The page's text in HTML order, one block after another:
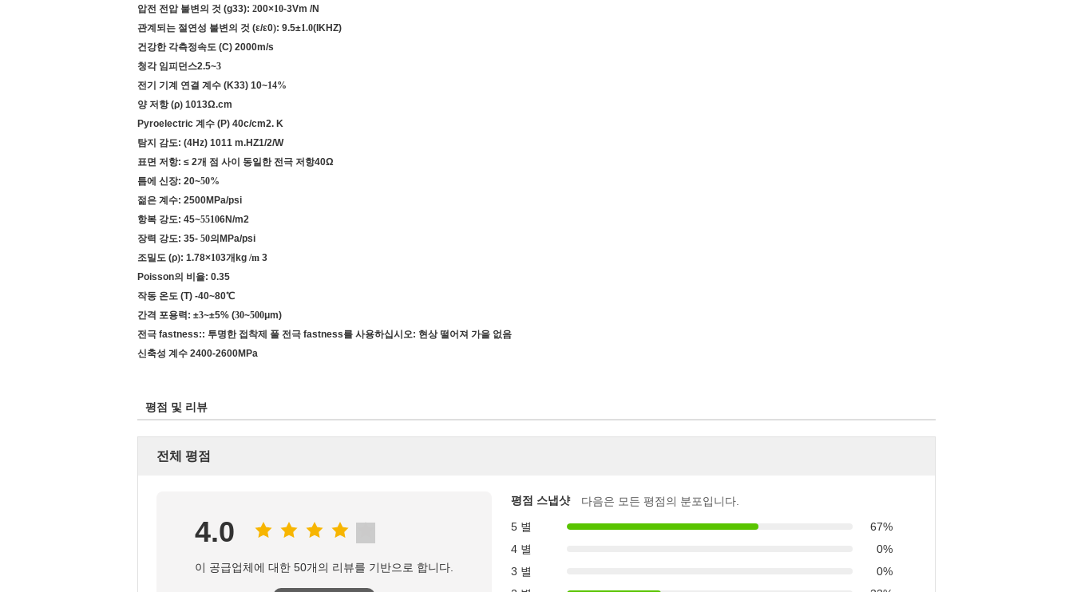
압전 전압 불변의 것 (g33): 200×10-3Vm /N
관계되는 절연성 불변의 것 (ε/ε0): 9.5±1.0(IKHZ)
건강한 각측정속도 (C) 2000m/s
청각 임피던스2.5~3
전기 기계 연결 계수 (K33) 10~14%
양 저항 (ρ) 1013Ω.cm
Pyroelectric 계수 (P) 40c/cm2. K
탐지 감도: (4Hz) 1011 m.HZ1/2/W
표면 저항: ≤ 2개 점 사이 동일한 전극 저항40Ω
틈에 신장: 20~50%
젊은 계수: 2500MPa/psi
항복 강도: 45~55106N/m2
장력 강도: 35- 50의MPa/psi
조밀도 (ρ): 1.78×103개kg /m 3
Poisson의 비율: 0.35
작동 온도 (T) -40~80℃
간격 포용력: ±3~±5% (30~500μm)
전극 fastness:: 투명한 접착제 풀 전극 fastness를 사용하십시오: 현상 떨어져 가을 없음
신축성 계수 2400-2600MPa
평점 및 리뷰
전체 평점
4.0
이 공급업체에 대한 50개의 리뷰를 기반으로 합니다.
평점 스냅샷
다음은 모든 평점의 분포입니다.
5 별
67%
4 별
0%
3 별
0%